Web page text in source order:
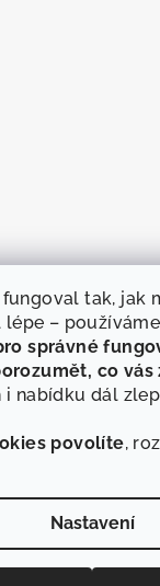
tak, jak
–
správné
co vás
i nabídku dál
povolíte,
Nastavení
na Instagramu
nastavení cookies